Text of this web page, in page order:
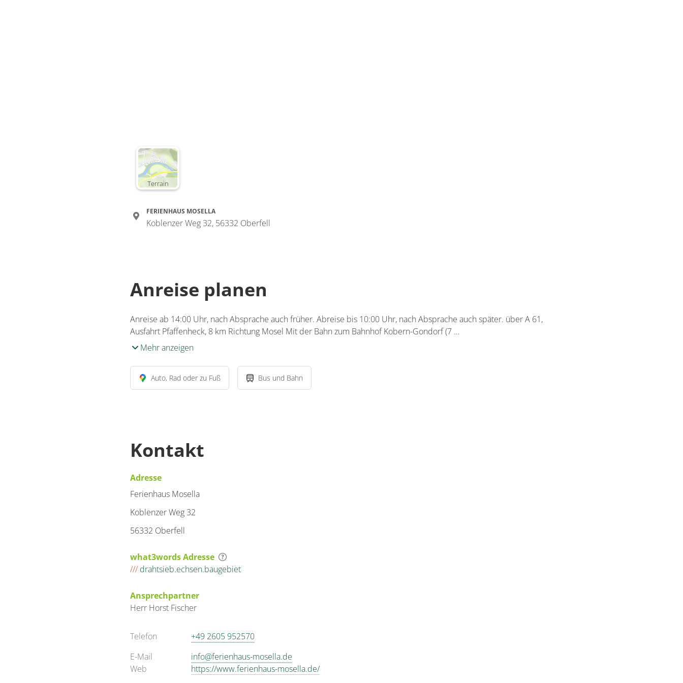
Terrain
FERIENHAUS MOSELLA
Koblenzer Weg 32, 56332 Oberfell
Anreise planen
Anreise ab 14:00 Uhr, nach Absprache auch früher. Abreise bis 10:00 Uhr, nach Absprache auch später. über A 61,
Ausfahrt Pfaffenheck, 8 km Richtung Mosel Mit der Bahn zum Bahnhof Kobern-Gondorf (7 …
Mehr anzeigen
Auto, Rad oder zu Fuß Bus und Bahn
Kontakt
Adresse
Ferienhaus Mosella
Koblenzer Weg 32
56332 Oberfell
what3words Adresse
/// drahtsieb.echsen.baugebiet
Ansprechpartner
Herr Horst Fischer
Telefon
+49 2605 952570
E-Mail
info@ferienhaus-mosella.de
Web
https://www.ferienhaus-mosella.de/